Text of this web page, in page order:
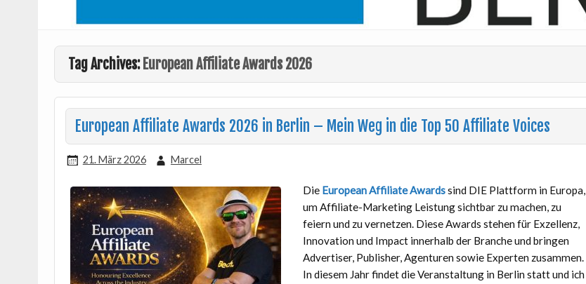
Tag Archives: European Affiliate Awards 2026
European Affiliate Awards 2026 in Berlin – Mein Weg in die Top 50 Affiliate Voices
21. März 2026 Marcel
Die European Affiliate Awardssind DIE Plattform in Europa,
um Affiliate-Marketing Leistung sichtbar zu machen, zu
feiern und zu vernetzen. Diese Awards stehen für Exzellenz,
Innovation und Impact innerhalb der Branche und bringen
Advertiser, Publisher, Agenturen sowie Experten zusammen.
In diesem Jahr findet die Veranstaltung in Berlin statt und ich